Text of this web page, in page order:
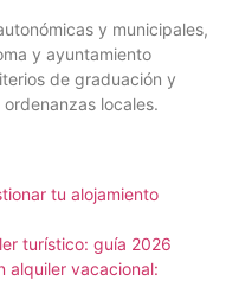
y municipales,
y ayuntamiento
de graduación y
locales.
tu alojamiento
turístico: guía 2026
alquiler vacacional: